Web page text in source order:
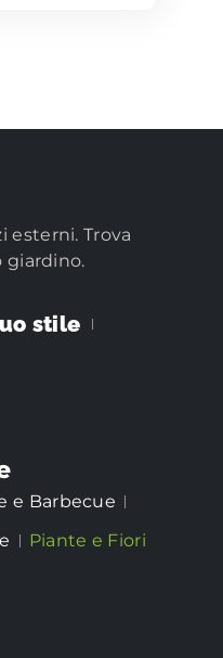
esterni. Trova
giardino.
stile
e Barbecue
Piante e Fiori